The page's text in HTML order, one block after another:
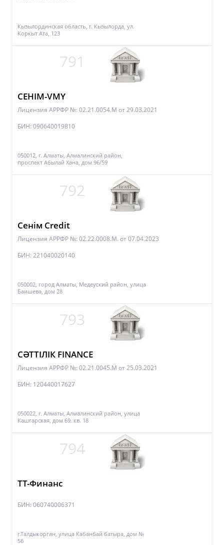
Кызылординская область, г. Кызылорда, ул.
Коркыт Ата, 123
791
СЕНІМ-VMY
Лицензия АРРФР №: 02.21.0054.М от 29.03.2021
БИН: 090640019810
050012, г. Алматы, Алмалинский район,
проспект Абылай Хана, дом 96/59
792
Сенім Credit
Лицензия АРРФР №: 02.22.0008.М. от 07.04.2023
БИН: 221040020140
050002, город Алматы, Медеуский район, улица
Баишева, дом 28
793
СӘТТІЛІК FINANCE
Лицензия АРРФР №: 02.21.0045.M от 25.03.2021
БИН: 120440017627
050022, г. Алматы, Алмалинский район, улица
Кашгарская, дом 69. кв. 18
794
ТТ-Финанс
БИН: 060740006371
г.Талдыкорган, улица Кабанбай батыра, дом №
56